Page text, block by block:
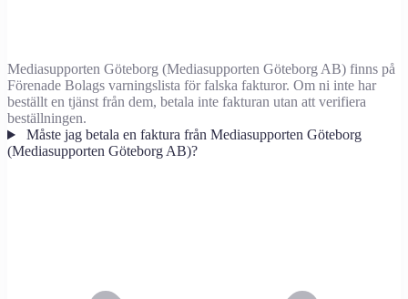
Mediasupporten Göteborg (Mediasupporten Göteborg AB) finns på
Förenade Bolags varningslista för falska fakturor. Om ni inte har
beställt en tjänst från dem, betala inte fakturan utan att verifiera
beställningen.
Måste jag betala en faktura från Mediasupporten Göteborg
(Mediasupporten Göteborg AB)?